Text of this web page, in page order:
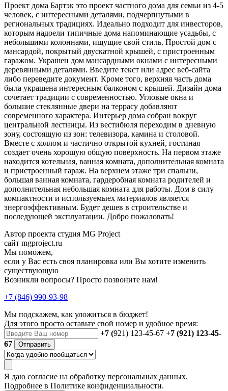
Проект дома Бартэк это проект частного дома для семьи из 4-5
человек, с интересными деталями, подчерпнутыми в
региональных традициях. Идеально подходит для инвесторов,
которым надоели типичные дома напоминающие усадьбы, с
небольшими колоннами, ищущие свой стиль. Простой дом с
мансардой, покрытый двускатной крышей, с пристроенным
гаражом. Украшен дом мансардными окнами с интересными
деревянными деталями. Введите текст или адрес веб-сайта
либо переведите документ. Кроме того, верхняя часть дома
была украшена интересным балконом с крышей. Дизайн дома
сочетает традиции с современностью. Угловые окна и
большие стеклянные двери на террасу добавляют
современного характера. Интерьер дома собран вокруг
центральной лестницы. Из вестибюля переходим в дневную
зону, состоящую из зон: телевизора, камина и столовой.
Вместе с холлом и частично открытой кухней, гостиная
создает очень хорошую общую поверхность. На первом этаже
находится котельная, ванная комната, дополнительная комната
и пристроенный гараж. На верхнем этаже три спальни,
большая ванная комната, гардеробная комната родителей и
дополнительная небольшая комната для работы. Дом в силу
компактности и используемыех материалов является
энергоэффективным. Будет дешев в строительстве и
последующей эксплуатации. Добро пожаловать!
Автор проекта студия MG Project
сайт mgproject.ru
Мы поможем,
если у Вас есть своя планировка или Вы хотите изменить
существующую
Возникли вопросы? Просто позвоните нам!
+7 (846) 990-93-98
Мы подскажем, как уложиться в бюджет!
Для этого просто оставьте свой номер и удобное время:
+7 (921) 123-45-67 +7 (921) 123-45-
67
Отправить
Я даю согласие на обработку персональных данных.
Подробнее в Политике конфиденциальности.